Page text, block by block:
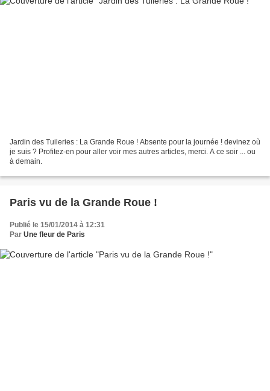
Jardin des Tuileries : La Grande Roue ! Absente pour la journée ! devinez où
je suis ? Profitez-en pour aller voir mes autres articles, merci. A ce soir ... ou
à demain.
Paris vu de la Grande Roue !
Publié le 15/01/2014 à 12:31
Par Une fleur de Paris